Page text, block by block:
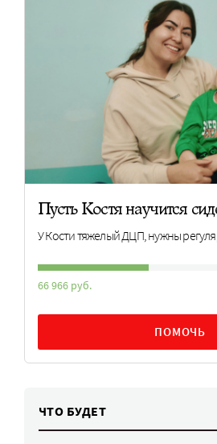
Пусть Костя научится
У Кости тяжелый ДЦП, нужны
66 966 руб.
ПОМОЧЬ
ЧТО БУДЕТ